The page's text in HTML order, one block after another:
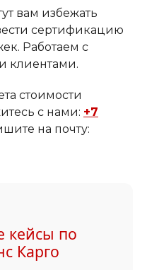
вам избежать
сертификацию
Работаем с
клиентами.
стоимости
с нами: +7
на почту:
кейсы по
Карго